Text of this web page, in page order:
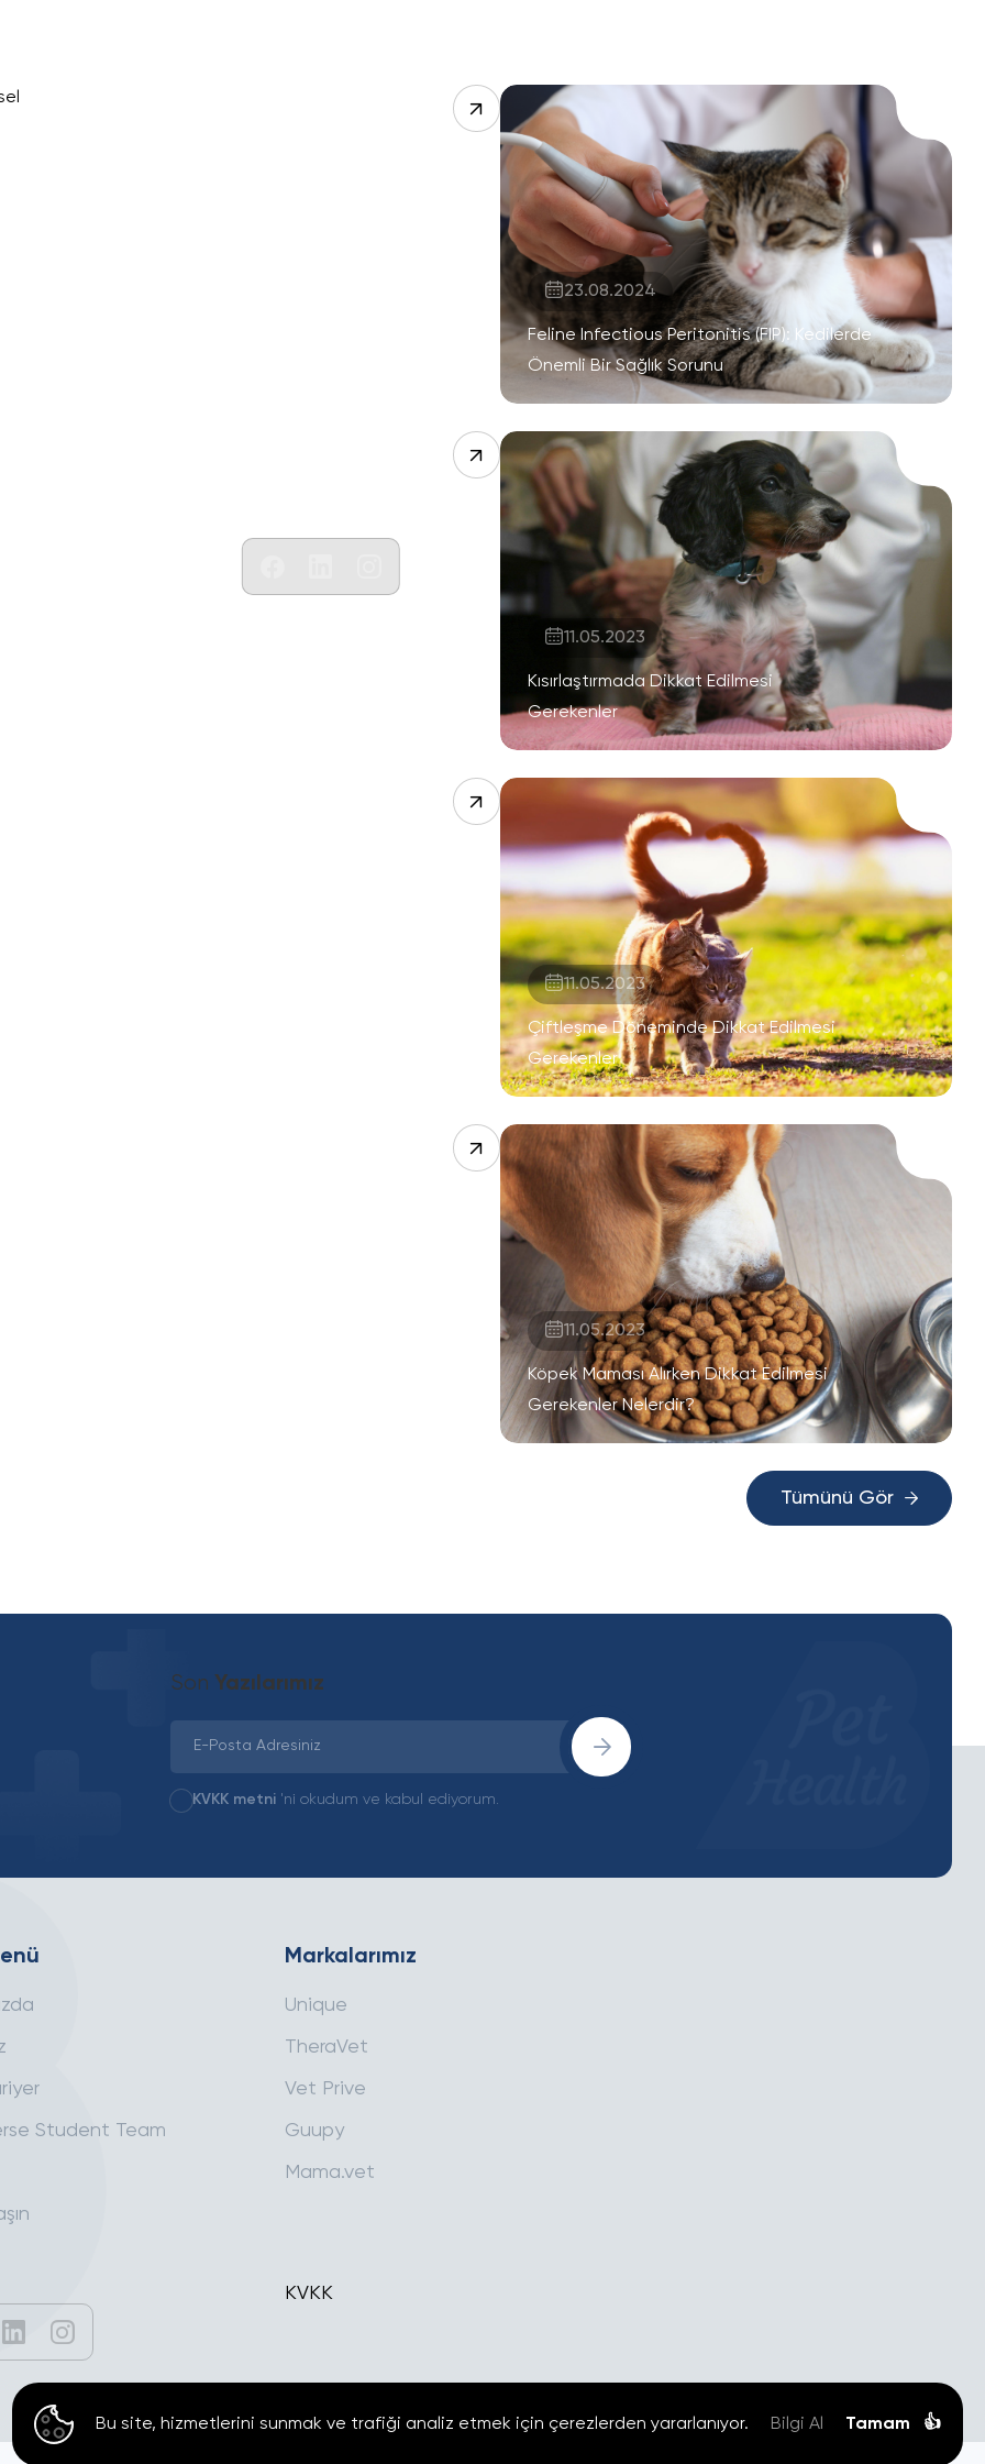
23.08.2024
Feline Infectious Peritonitis (FIP): Kedilerde
Önemli Bir Sağlık Sorunu
11.05.2023
Kısırlaştırmada Dikkat Edilmesi
Gerekenler
11.05.2023
Çiftleşme Döneminde Dikkat Edilmesi
Gerekenler
11.05.2023
Köpek Maması Alırken Dikkat Edilmesi
Gerekenler Nelerdir?
Tümünü Gör
Son Yazılarımız
KVKK metni 'ni okudum ve kabul ediyorum.
Student Team
Markalarımız
Unique
TheraVet
Vet Prive
Guupy
Mama.vet
KVKK
Bu site, hizmetlerini sunmak ve trafiği analiz etmek için çerezlerden yararlanıyor. Bilgi Al Tamam 👍